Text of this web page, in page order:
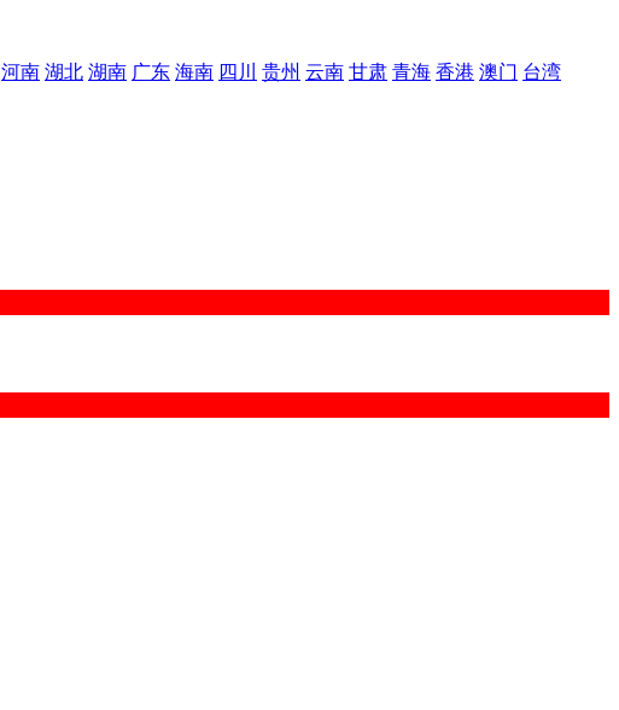
河南 湖北 湖南 广东 海南 四川 贵州 云南 甘肃 青海 香港 澳门 台湾